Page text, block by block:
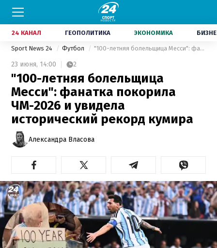
24 КАНАЛ ГЕОПОЛИТИКА ЭКОНОМИКА
Sport News 24 Футбол "100-летняя болельщица Месси": фанатка покорила ЧМ-2026 и увидела исторический рекорд кумира
23 июня, 14:00 2
"100-летняя болельщица
Месси": фанатка покорила
ЧМ-2026 и увидела
исторический рекорд кумира
Александра Власова